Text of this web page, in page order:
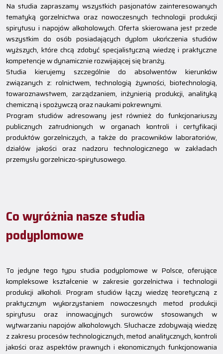
Na studia zapraszamy wszystkich pasjonatów zainteresowanych
tematyką gorzelnictwa oraz nowoczesnych technologii produkcji
spirytusu i napojów alkoholowych. Oferta skierowana jest przede
wszystkim do osób posiadających dyplom ukończenia studiów
wyższych, które chcą zdobyć specjalistyczną wiedzę i praktyczne
kompetencje w dynamicznie rozwijającej się branży.
Studia kierujemy szczególnie do absolwentów kierunków
związanych z: rolnictwem, technologią żywności, biotechnologią,
towaroznawstwem, zarządzaniem, inżynierią produkcji, analityką
chemiczną i spożywczą oraz naukami pokrewnymi.
Program studiów adresowany jest również do funkcjonariuszy
publicznych zatrudnionych w organach kontroli i certyfikacji
produktów gorzelniczych, a także do pracowników laboratoriów,
działów jakości oraz nadzoru technologicznego w zakładach
przemysłu gorzelniczo-spirytusowego.
Co wyróżnia nasze studia
podyplomowe
To jedyne tego typu studia podyplomowe w Polsce, oferujące
kompleksowe kształcenie w zakresie gorzelnictwa i technologii
produkcji alkoholi. Program studiów łączy wiedzę teoretyczną z
praktycznym wykorzystaniem nowoczesnych metod produkcji
spirytusu oraz innowacyjnych surowców stosowanych w
wytwarzaniu napojów alkoholowych. Słuchacze zdobywają wiedzę
z zakresu procesów technologicznych, metod analitycznych, kontroli
jakości oraz aspektów prawnych i ekonomicznych funkcjonowania